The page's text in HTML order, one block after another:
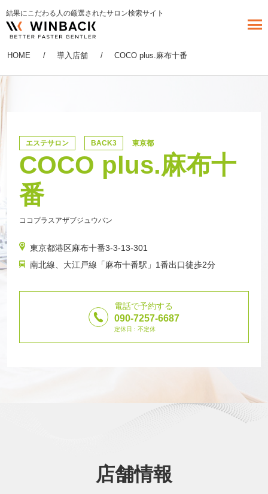
結果にこだわる人の厳選されたサロン検索サイト
HOME 導入店舗 COCO plus.麻布十番
エステサロン BACK3 東京都
COCO plus.麻布十
番
ココプラスアザブジュウバン
東京都港区麻布十番3-3-13-301
南北線、大江戸線「麻布十番駅」1番出口徒歩2分
電話で予約する
090-7257-6687
定休日 : 不定休
店舗情報